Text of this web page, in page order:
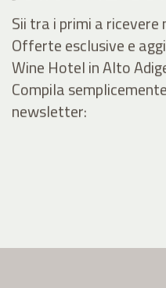
Sii tra i primi a
Offerte esclusive e
Wine Hotel in Alto
Compila
newsletter: